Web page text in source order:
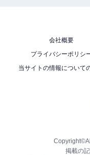
会社概要
プライバシーポリシ
当サイトの情報について
掲載の